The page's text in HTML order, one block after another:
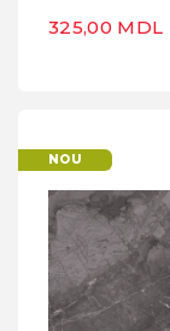
325,00 MDL
NOU